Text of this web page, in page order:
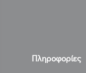
Πληροφορίες